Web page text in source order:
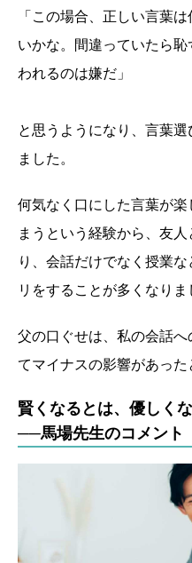
「この場合、正しい言葉
いかな。間違っていたら
われるのは嫌だ」
と思うようになり、言葉
ました。
何気なく口にした言葉が
まうという経験から、友
り、会話だけでなく授業
リをすることが多くなりま
父の口ぐせは、私の会話
てマイナスの影響があった
賢くなるとは、優しく
──馬場先生のコメント